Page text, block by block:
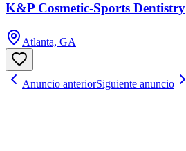
K&P Cosmetic-Sports Dentistry
Atlanta, GA
Anuncio anteriorSiguiente anuncio